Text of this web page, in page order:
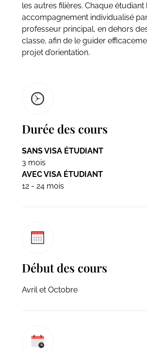
les autres filières. Chaque étudiant
accompagnement individualisé
professeur principal, en dehors
classe, afin de le guider
projet d’orientation.
Durée des cours
SANS VISA ÉTUDIANT
3 mois
AVEC VISA ÉTUDIANT
12 - 24 mois
Début des cours
Avril et Octobre